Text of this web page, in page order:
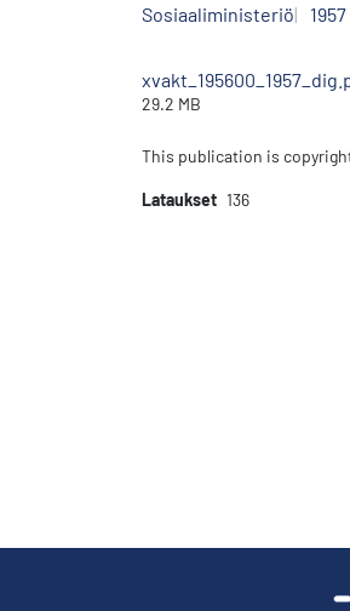
Sosiaaliministeriö 1957
29.2 MB
This publication is
Lataukset 136